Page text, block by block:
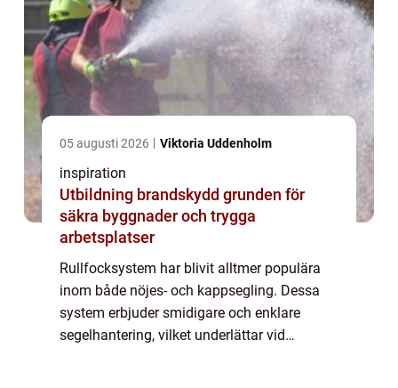
05 augusti 2026 Viktoria Uddenholm
inspiration
Utbildning brandskydd grunden för
säkra byggnader och trygga
arbetsplatser
Rullfocksystem har blivit alltmer populära
inom både nöjes- och kappsegling. Dessa
system erbjuder smidigare och enklare
segelhantering, vilket underlättar vid